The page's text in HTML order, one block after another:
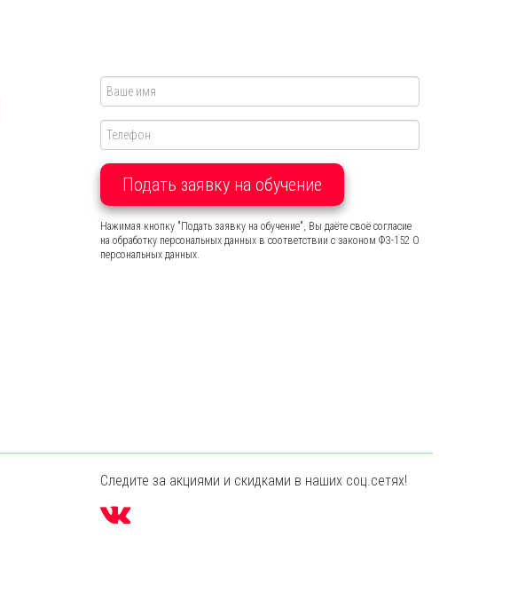
Подать заявку на обучение
Нажимая кнопку "Подать заявку на обучение", Вы даёте своё согласие
на обработку персональных данных в соответствии с законом ФЗ-152 О
персональных данных.
Следите за акциями и скидками в наших соц.сетях!